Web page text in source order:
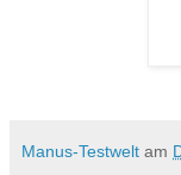
Manus-Testwelt am